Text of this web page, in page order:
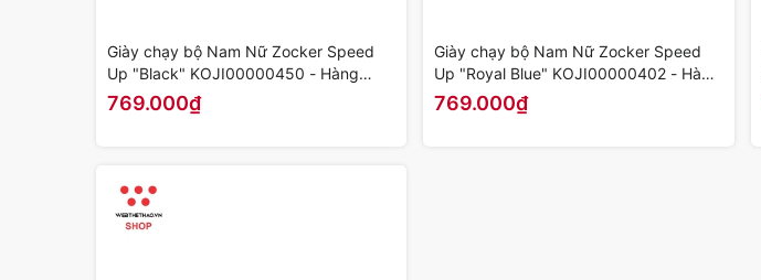
Giày chạy bộ Nam Nữ Zocker Speed
Up "Black" KOJI00000450 - Hàng
Chính Hãng
769.000₫
Giày chạy bộ Nam Nữ Zocker Speed
Up "Royal Blue" KOJI00000402 - Hàng
Chính Hãng
769.000₫